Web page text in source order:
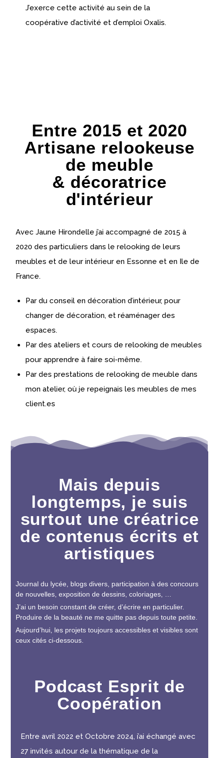
J’exerce cette activité au sein de la
coopérative d’activité et d’emploi Oxalis.
Entre 2015 et 2020
Artisane relookeuse
de meuble
& décoratrice
d'intérieur
Avec Jaune Hirondelle j’ai accompagné de 2015 à
2020 des particuliers dans le relooking de leurs
meubles et de leur intérieur en Essonne et en Ile de
France.
Par du conseil en décoration d’intérieur, pour
changer de décoration, et réaménager des
espaces.
Par des ateliers et cours de relooking de meubles
pour apprendre à faire soi-même.
Par des prestations de relooking de meuble dans
mon atelier, où je repeignais les meubles de mes
client.es
Mais depuis
longtemps, je suis
surtout une créatrice
de contenus écrits et
artistiques
Journal du lycée, blogs divers, participation à des concours
de nouvelles, exposition de dessins, coloriages, …
J’ai un besoin constant de créer, d’écrire en particulier.
Produire de la beauté ne me quitte pas depuis toute petite.
Aujourd’hui, les projets toujours accessibles et visibles sont
ceux cités ci-dessous.
Podcast Esprit de
Coopération
Entre avril 2022 et Octobre 2024, i’ai échangé avec
27 invités autour de la thématique de la